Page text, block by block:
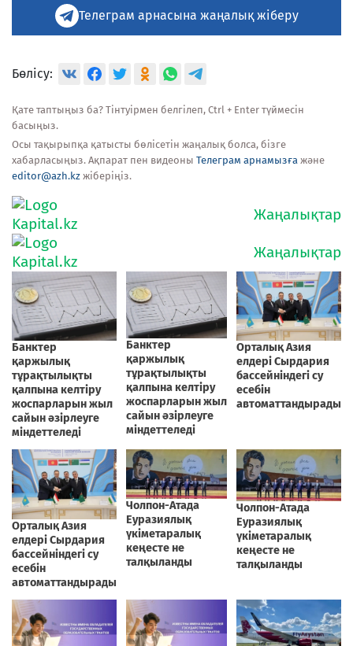
Телеграм арнасына жаңалық жіберу
Бөлісу:
Қате таптыңыз ба? Тінтуірмен белгілеп, Ctrl + Enter түймесін
басыңыз.
Осы тақырыпқа қатысты бөлісетін жаңалық болса, бізге
хабарласыңыз. Ақпарат пен видеоны Телеграм арнамызға және
editor@azh.kz жіберіңіз.